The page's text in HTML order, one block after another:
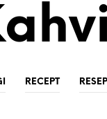
RECEPT